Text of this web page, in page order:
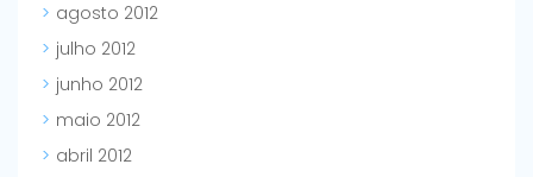
agosto 2012
julho 2012
junho 2012
maio 2012
abril 2012